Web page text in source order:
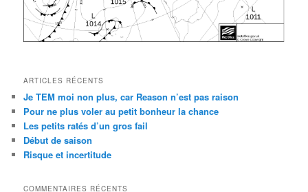
ARTICLES RÉCENTS
Je TEM moi non plus, car Reason n’est pas raison
Pour ne plus voler au petit bonheur la chance
Les petits ratés d’un gros fail
Début de saison
Risque et incertitude
COMMENTAIRES RÉCENTS